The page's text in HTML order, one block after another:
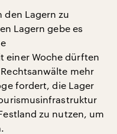
den Lagern zu
Lagern gebe es
einer Woche dürften
mehr
fordert, die Lager
zu nutzen, um